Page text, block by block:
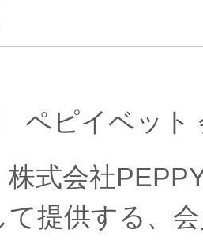
ペピイベット
株式会社
て提供する、